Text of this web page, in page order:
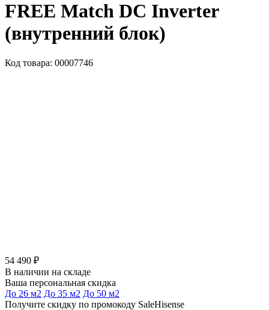
FREE Match DC Inverter
(внутренний блок)
Код товара: 00007746
54 490 ₽
В наличии на складе
Ваша персональная скидка
До 26 м2 До 35 м2 До 50 м2
Получите скидку по промокоду SaleHisense